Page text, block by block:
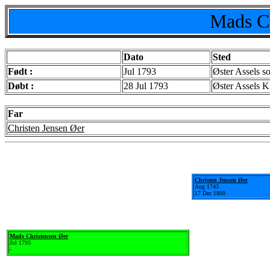
Mads
Dato
Sted
Født :
Jul 1793
Øster Assels
Døbt :
28 Jul 1793 Øster Assels
Far
Christen Jensen Øer
Mads Christensen Øer
Jul 1793
-
Christen Jensen Øer
Aug 1743
17 Dec 1809